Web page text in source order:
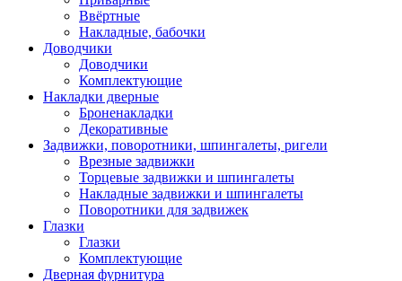
Ввёртные
Накладные, бабочки
Доводчики
Доводчики
Комплектующие
Накладки дверные
Броненакладки
Декоративные
Задвижки, поворотники, шпингалеты, ригели
Врезные задвижки
Торцевые задвижки и шпингалеты
Накладные задвижки и шпингалеты
Поворотники для задвижек
Глазки
Глазки
Комплектующие
Дверная фурнитура